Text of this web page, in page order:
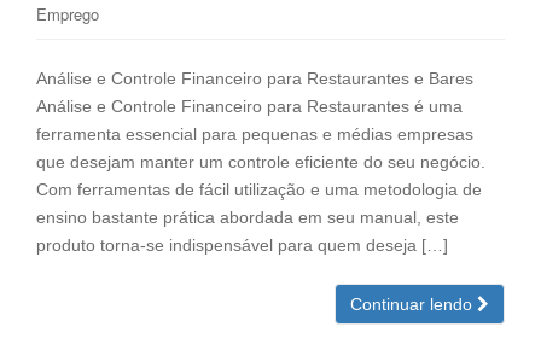
Emprego
Análise e Controle Financeiro para Restaurantes e Bares
Análise e Controle Financeiro para Restaurantes é uma
ferramenta essencial para pequenas e médias empresas
que desejam manter um controle eficiente do seu negócio.
Com ferramentas de fácil utilização e uma metodologia de
ensino bastante prática abordada em seu manual, este
produto torna-se indispensável para quem deseja […]
Continuar lendo